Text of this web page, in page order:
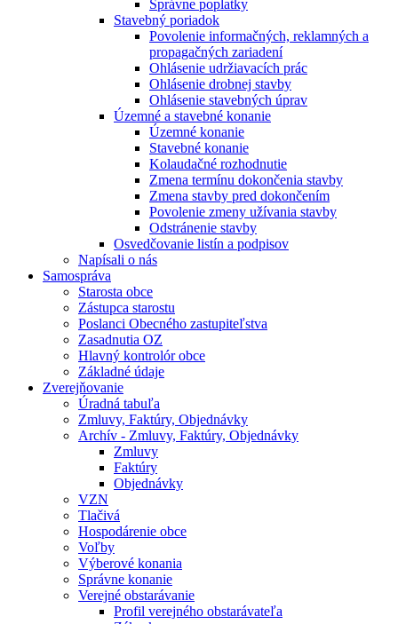
Správne poplatky
Stavebný poriadok
Povolenie informačných, reklamných a
propagačných zariadení
Ohlásenie udržiavacích prác
Ohlásenie drobnej stavby
Ohlásenie stavebných úprav
Územné a stavebné konanie
Územné konanie
Stavebné konanie
Kolaudačné rozhodnutie
Zmena termínu dokončenia stavby
Zmena stavby pred dokončením
Povolenie zmeny užívania stavby
Odstránenie stavby
Osvedčovanie listín a podpisov
Napísali o nás
Samospráva
Starosta obce
Zástupca starostu
Poslanci Obecného zastupiteľstva
Zasadnutia OZ
Hlavný kontrolór obce
Základné údaje
Zverejňovanie
Úradná tabuľa
Zmluvy, Faktúry, Objednávky
Archív - Zmluvy, Faktúry, Objednávky
Zmluvy
Faktúry
Objednávky
VZN
Tlačivá
Hospodárenie obce
Voľby
Výberové konania
Správne konanie
Verejné obstarávanie
Profil verejného obstarávateľa